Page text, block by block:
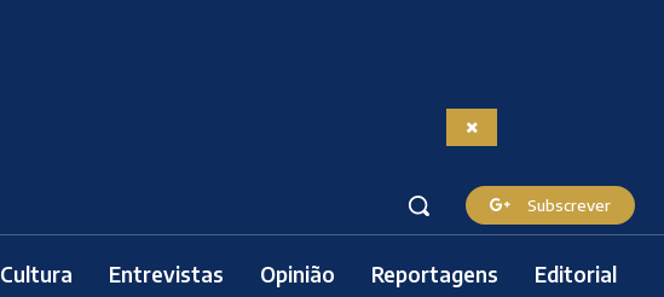
Subscrever
Cultura Entrevistas Opinião Reportagens Editorial